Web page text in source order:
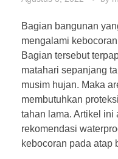
Bagian bangunan
mengalami
Bagian tersebut
matahari sepanjang
musim hujan. Maka
membutuhkan
tahan lama. Artikel ini
rekomendasi
kebocoran pada atap